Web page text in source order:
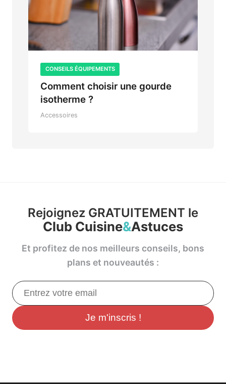
CONSEILS ÉQUIPEMENTS
Comment choisir une gourde
isotherme ?
Accessoires
Rejoignez GRATUITEMENT le
Club Cuisine&Astuces
Et profitez de nos meilleurs conseils, bons
plans et nouveautés :
Je m'inscris !